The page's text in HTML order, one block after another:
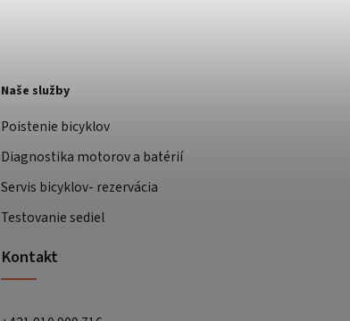
Naše služby
Poistenie bicyklov
Diagnostika motorov a batérií
Servis bicyklov- rezervácia
Testovanie sediel
Kontakt